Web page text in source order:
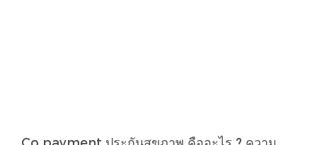
Co payment ประกันสุขภาพ คืออะไร ? ความ